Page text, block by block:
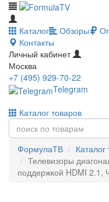
Каталог Обзоры
Контакты
Личный кабинет
Москва
+7 (495) 929-70-22
Telegram
Каталог товаров
ФормулаТВ Каталог
Телевизоры
поддержкой HDMI 2.1,